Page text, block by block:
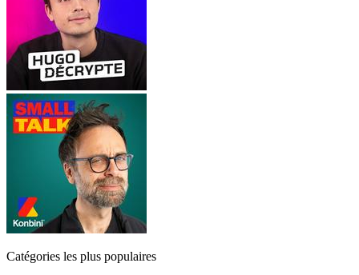
Catégories les plus populaires